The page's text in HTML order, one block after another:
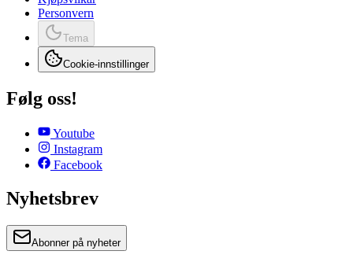
Personvern
Tema
Cookie-innstillinger
Følg oss!
Youtube
Instagram
Facebook
Nyhetsbrev
Abonner på nyheter